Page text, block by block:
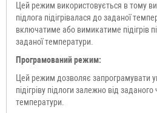
Цей режим використовується в тому
підлога підігрівалася до заданої
включатиме або вимикатиме підігрів
заданої температури.
Програмований режим:
Цей режим дозволяє запрограмувати
підігріву підлоги залежно від заданого
температури.